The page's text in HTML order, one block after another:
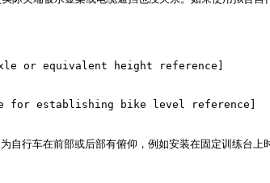
or equivalent height reference]
for establishing bike level reference]
行车在前部或后部有俯仰，例如安装在固定训练台上时